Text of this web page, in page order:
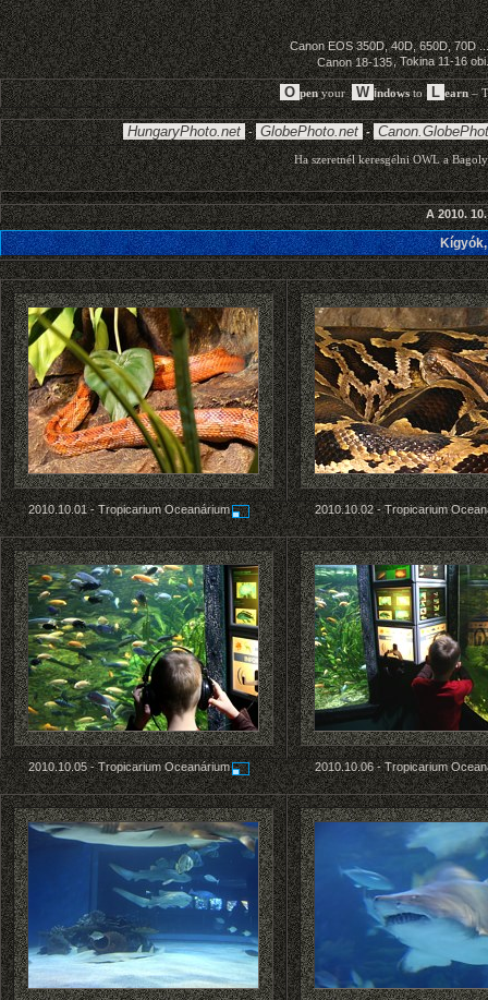
A 2010.
2010.10.01 -Tropicarium Oceanárium 2010.10.02 -Tropicarium
2010.10.05 -Tropicarium Oceanárium 2010.10.06 -Tropicarium